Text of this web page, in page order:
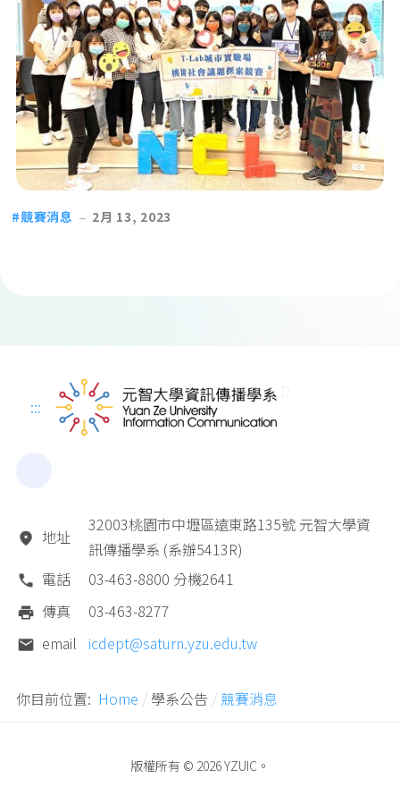
競賽消息 2月 13, 2023
:::
地址
32003桃園市中壢區遠東路135號 元智大學資
訊傳播學系 (系辦5413R)
電話
03-463-8800 分機2641
傳真
03-463-8277
email
icdept@saturn.yzu.edu.tw
你目前位置: Home 學系公告 競賽消息
版權所有 © 2026 YZUIC。